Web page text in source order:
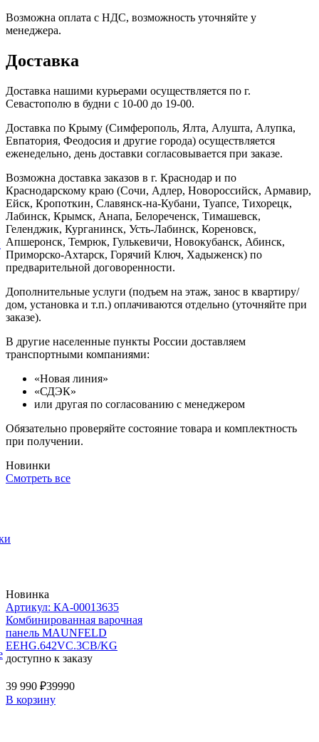
Возможна оплата с НДС, возможность уточняйте у
менеджера.
Доставка
Доставка нашими курьерами осуществляется по г.
Севастополю в будни с 10-00 до 19-00.
Доставка по Крыму (Симферополь, Ялта, Алушта, Алупка,
Евпатория, Феодосия и другие города) осуществляется
еженедельно, день доставки согласовывается при заказе.
Возможна доставка заказов в г. Краснодар и по
Краснодарскому краю (Сочи, Адлер, Новороссийск, Армавир,
Ейск, Кропоткин, Славянск-на-Кубани, Туапсе, Тихорецк,
Лабинск, Крымск, Анапа, Белореченск, Тимашевск,
Геленджик, Курганинск, Усть-Лабинск, Кореновск,
Апшеронск, Темрюк, Гулькевичи, Новокубанск, Абинск,
Приморско-Ахтарск, Горячий Ключ, Хадыженск) по
предварительной договоренности.
Дополнительные услуги (подъем на этаж, занос в квартиру/
дом, установка и т.п.) оплачиваются отдельно (уточняйте при
заказе).
В другие населенные пункты России доставляем
транспортными компаниями:
«Новая линия»
«СДЭК»
или другая по согласованию с менеджером
Обязательно проверяйте состояние товара и комплектность
при получении.
Новинки
Смотреть все
Новинка
Артикул: КА-00013635
Комбинированная варочная
панель MAUNFELD
EEHG.642VC.3CB/KG
доступно к заказу
39 990 ₽39990
В корзину